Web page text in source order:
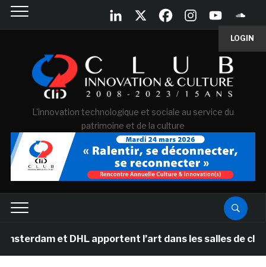
LOGIN
L'innovation technologique et sociale au service du
patrimoine et de la culture
et DHL apportent l’art dans les salles de classe des